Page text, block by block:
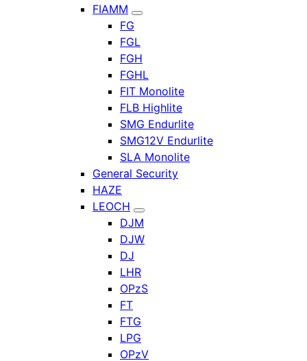
FIAMM
FG
FGL
FGH
FGHL
FIT Monolite
FLB Highlite
SMG Endurlite
SMG12V Endurlite
SLA Monolite
General Security
HAZE
LEOCH
DJM
DJW
DJ
LHR
OPzS
FT
FTG
LPG
OPzV